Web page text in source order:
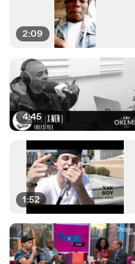
2:09
4:45
1:52